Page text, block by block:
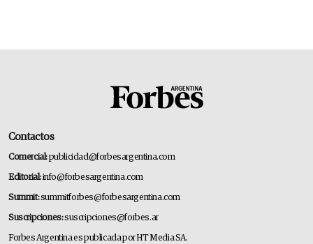
Contactos
Comercial:publicidad@forbesargentina.com
Editorial:info@forbesargentina.com
Summit:summitforbes@forbesargentina.com
Suscripciones:suscripciones@forbes.ar
Forbes Argentina es publicada por HT Media SA.